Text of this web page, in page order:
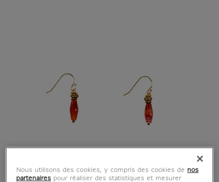
Nous utilisons des cookies, y compris des cookies de nos
partenaires pour réaliser des statistiques et mesurer